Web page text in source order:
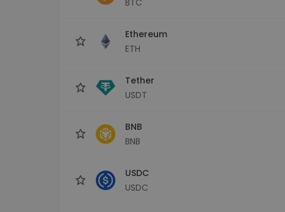
Ethereum
ETH
Tether
USDT
BNB
BNB
USDC
USDC